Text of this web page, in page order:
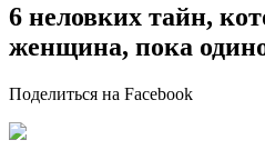
6 неловких тайн,
женщина, пока
Поделиться на Facebook